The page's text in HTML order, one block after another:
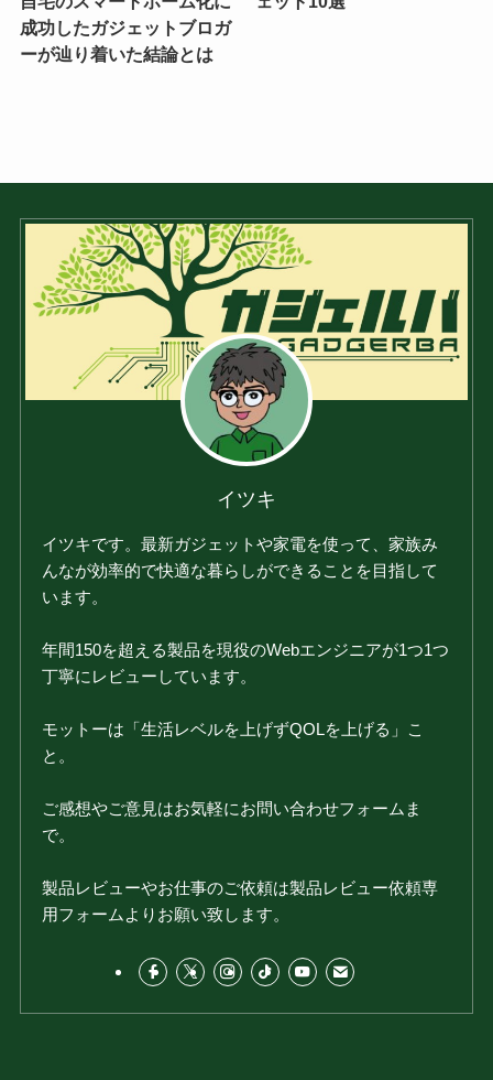
成功したガジェットブロガ
ーが辿り着いた結論とは
イツキ
イツキです。最新ガジェットや家電を使って、家族み
んなが効率的で快適な暮らしができることを目指して
います。
年間150を超える製品を現役のWebエンジニアが1つ1つ
丁寧にレビューしています。
モットーは「生活レベルを上げずQOLを上げる」こ
と。
ご感想やご意見はお気軽にお問い合わせフォームま
で。
製品レビューやお仕事のご依頼は製品レビュー依頼専
用フォームよりお願い致します。